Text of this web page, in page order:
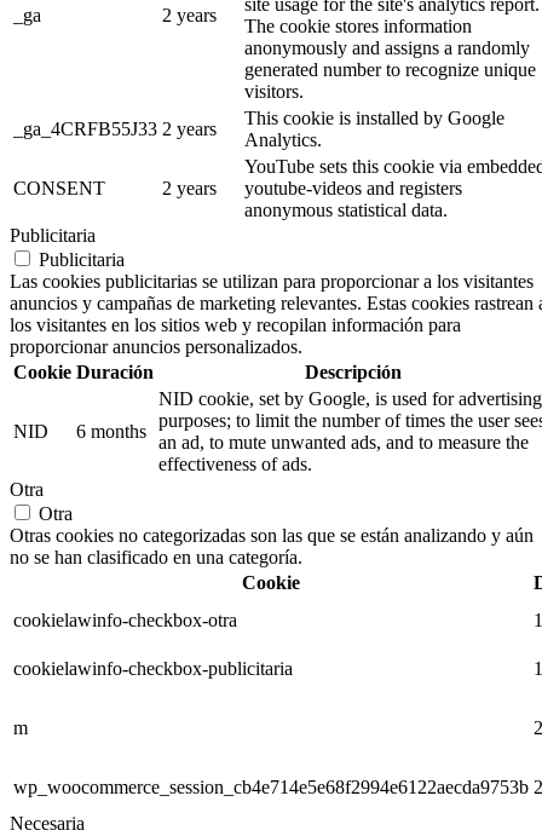
_ga 2 years
site usage for the site's analytics report.
The cookie stores information
anonymously and assigns a randomly
generated number to recognize unique
visitors.
_ga_4CRFB55J33 2 years
This cookie is installed by Google
Analytics.
CONSENT 2 years
YouTube sets this cookie via
youtube-videos and registers
anonymous statistical data.
Publicitaria
Publicitaria
Las cookies publicitarias se utilizan para proporcionar a los visitantes
anuncios y campañas de marketing relevantes. Estas cookies rastrean
los visitantes en los sitios web y recopilan información para
proporcionar anuncios personalizados.
Cookie Duración Descripción
NID 6 months
NID cookie, set by Google, is used for advertising
purposes; to limit the number of times the user
an ad, to mute unwanted ads, and to measure the
effectiveness of ads.
Otra
Otra
Otras cookies no categorizadas son las que se están analizando y aún
no se han clasificado en una categoría.
Cookie
cookielawinfo-checkbox-otra
cookielawinfo-checkbox-publicitaria
m
wp_woocommerce_session_cb4e714e5e68f2994e6122aecda9753b
Necesaria